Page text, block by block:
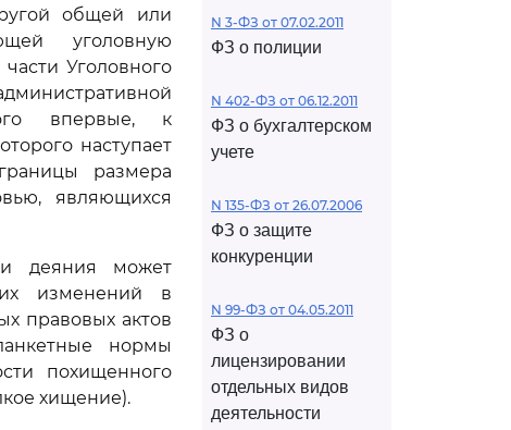
общей или
уголовную
Уголовного
впервые, к
наступает
размера
являющихся
деяния может
изменений в
правовых актов
нормы
похищенного
хищение).
N 3-ФЗ от 07.02.2011
ФЗ о полиции
N 402-ФЗ от 06.12.2011
ФЗ о бухгалтерском
учете
N 135-ФЗ от 26.07.2006
ФЗ о защите
конкуренции
N 99-ФЗ от 04.05.2011
ФЗ о
лицензировании
отдельных видов
деятельности